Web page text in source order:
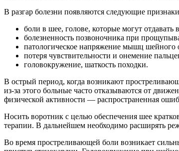
В разгар болезни появляются следующие
боли в шее, голове, которые могут отдавать
болезненность позвоночника при
патологическое напряжение мышц шейного
потеря чувствительности и онемение
головокружение, шаткость походки.
В острый период, когда возникают
из-за этого больные часто отказываются от
физической активности — распространенная
Носить воротник с целью обеспечения шее
терапии. В дальнейшем необходимо расширять
Во время простреливающей боли возникает